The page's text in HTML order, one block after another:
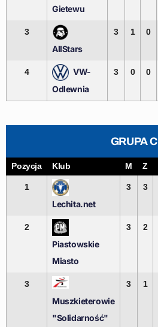
Gietewu
3
AllStars
3 1 0
4
VW-
Odlewnia
3 0 0
GRUPA C
Pozycja Klub M Z
1
Lechita.net
3 3
2
Piastowskie
Miasto
3 2
3
Muszkieterowie
"Solidarność"
3 1